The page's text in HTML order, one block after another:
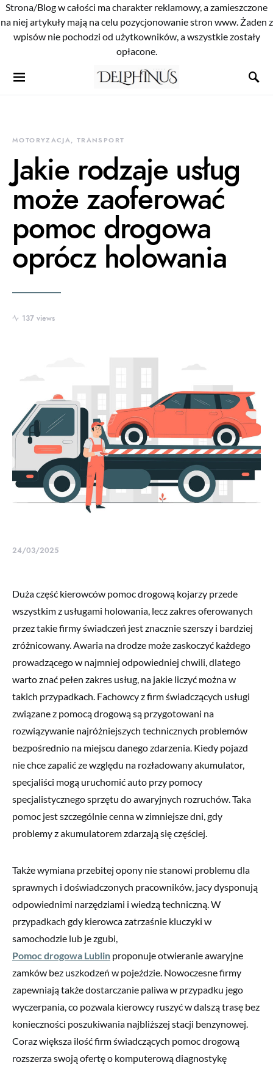
Strona/Blog w całości ma charakter reklamowy, a zamieszczone
na niej artykuły mają na celu pozycjonowanie stron www. Żaden z
wpisów nie pochodzi od użytkowników, a wszystkie zostały
opłacone.
MOTORYZACJA, TRANSPORT
Jakie rodzaje usług
może zaoferować
pomoc drogowa
oprócz holowania
137 views
24/03/2025
Duża część kierowców pomoc drogową kojarzy przede
wszystkim z usługami holowania, lecz zakres oferowanych
przez takie firmy świadczeń jest znacznie szerszy i bardziej
zróżnicowany. Awaria na drodze może zaskoczyć każdego
prowadzącego w najmniej odpowiedniej chwili, dlatego
warto znać pełen zakres usług, na jakie liczyć można w
takich przypadkach. Fachowcy z firm świadczących usługi
związane z pomocą drogową są przygotowani na
rozwiązywanie najróżniejszych technicznych problemów
bezpośrednio na miejscu danego zdarzenia. Kiedy pojazd
nie chce zapalić ze względu na rozładowany akumulator,
specjaliści mogą uruchomić auto przy pomocy
specjalistycznego sprzętu do awaryjnych rozruchów. Taka
pomoc jest szczególnie cenna w zimniejsze dni, gdy
problemy z akumulatorem zdarzają się częściej.
Także wymiana przebitej opony nie stanowi problemu dla
sprawnych i doświadczonych pracowników, jacy dysponują
odpowiednimi narzędziami i wiedzą techniczną. W
przypadkach gdy kierowca zatrzaśnie kluczyki w
samochodzie lub je zgubi,
Pomoc drogowa Lublin proponuje otwieranie awaryjne
zamków bez uszkodzeń w pojeździe. Nowoczesne firmy
zapewniają także dostarczanie paliwa w przypadku jego
wyczerpania, co pozwala kierowcy ruszyć w dalszą trasę bez
konieczności poszukiwania najbliższej stacji benzynowej.
Coraz większa ilość firm świadczących pomoc drogową
rozszerza swoją ofertę o komputerową diagnostykę